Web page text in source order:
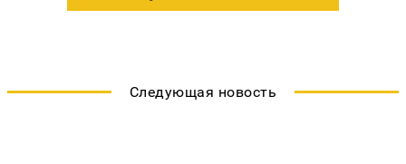
Следующая новость